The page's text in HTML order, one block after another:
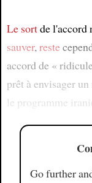
Le sortde l'accord
sauver,reste
accord de «
prêt à envisager
le programme
Go further